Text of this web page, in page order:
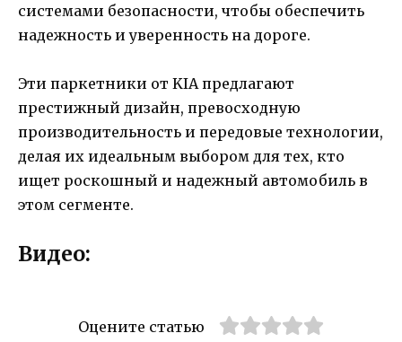
системами безопасности, чтобы обеспечить
надежность и уверенность на дороге.
Эти паркетники от KIA предлагают
престижный дизайн, превосходную
производительность и передовые технологии,
делая их идеальным выбором для тех, кто
ищет роскошный и надежный автомобиль в
этом сегменте.
Видео:
Оцените статью